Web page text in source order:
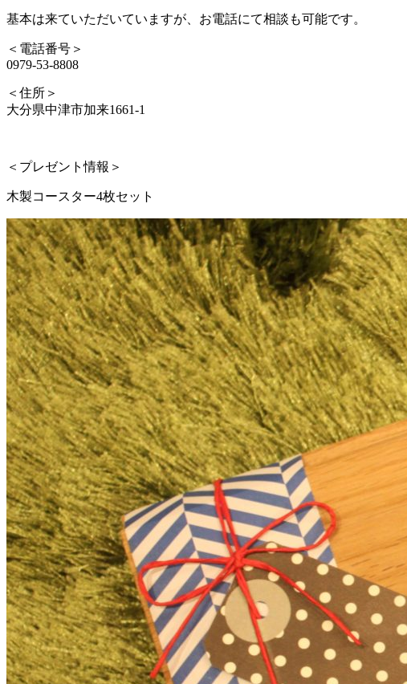
基本は来ていただいていますが、お電話にて相談も可能です。
＜電話番号＞
0979-53-8808
＜住所＞
大分県中津市加来1661-1
＜プレゼント情報＞
木製コースター4枚セット